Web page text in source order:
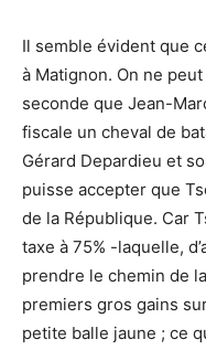
Il semble évident que
à Matignon. On ne
seconde que Jean-
fiscale un cheval de
Gérard Depardieu et
puisse accepter que
de la République. Car
taxe à 75% -laquelle,
prendre le chemin de
premiers gros gains
petite balle jaune ; ce